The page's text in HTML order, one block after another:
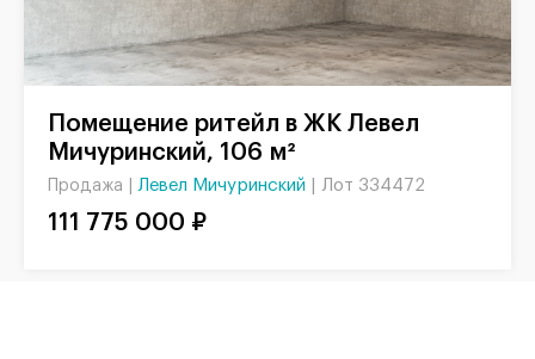
Помещение ритейл в ЖК Левел
Мичуринский, 106 м²
Продажа | Левел Мичуринский Лот 334472
111 775 000 ₽